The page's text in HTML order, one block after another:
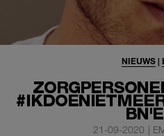
NIEUWS |
21-09-2020 |